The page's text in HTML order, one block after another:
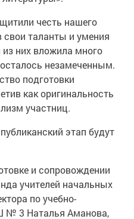
честь нашего
свои таланты и умения
них вложила много
незамеченным.
подготовки
как оригинальность
участниц.
этап будут
и сопровождении
учителей начальных
по учебно-
№ 3 Наталья Аманова,